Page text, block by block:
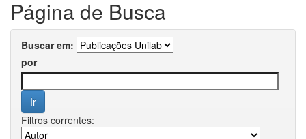
Página de Busca
Buscar em:
por
Filtros correntes: